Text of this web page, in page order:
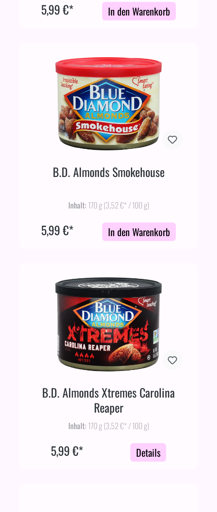
5,99 €* In den Warenkorb
B.D. Almonds Smokehouse
Inhalt: 170 g(3,52 €* / 100 g)
5,99 €* In den Warenkorb
B.D. Almonds Xtremes Carolina
Reaper
Inhalt: 170 g(3,52 €* / 100 g)
5,99 €* Details